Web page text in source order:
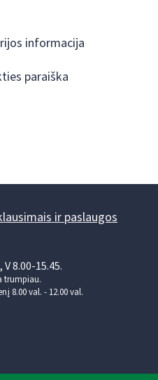
informacija
paraiška
ir paslaugos
8.00-15.45.
trumpiau.
8.00 val. - 12.00 val.